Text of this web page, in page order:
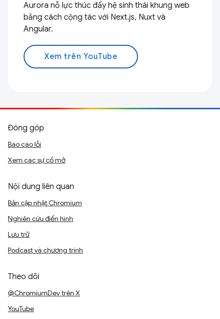
Aurora nỗ lực thúc đẩy hệ sinh thái khung web
bằng cách cộng tác với Next.js, Nuxt và
Angular.
Xem trên YouTube
Đóng góp
Báo cáo lỗi
Xem các sự cố mở
Nội dung liên quan
Bản cập nhật Chromium
Nghiên cứu điển hình
Lưu trữ
Podcast và chương trình
Theo dõi
@ChromiumDev trên X
YouTube